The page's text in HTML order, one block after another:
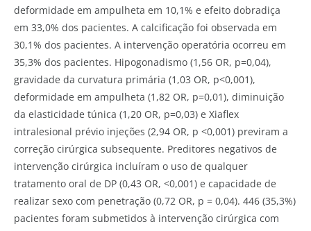
deformidade em ampulheta em 10,1% e efeito dobradiça
em 33,0% dos pacientes. A calcificação foi observada em
30,1% dos pacientes. A intervenção operatória ocorreu em
35,3% dos pacientes. Hipogonadismo (1,56 OR, p=0,04),
gravidade da curvatura primária (1,03 OR, p<0,001),
deformidade em ampulheta (1,82 OR, p=0,01), diminuição
da elasticidade túnica (1,20 OR, p=0,03) e Xiaflex
intralesional prévio injeções (2,94 OR, p <0,001) previram a
correção cirúrgica subsequente. Preditores negativos de
intervenção cirúrgica incluíram o uso de qualquer
tratamento oral de DP (0,43 OR, <0,001) e capacidade de
realizar sexo com penetração (0,72 OR, p = 0,04). 446 (35,3%)
pacientes foram submetidos à intervenção cirúrgica com